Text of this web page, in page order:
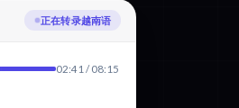
正在翻译为荷兰语
02:41 / 08:15